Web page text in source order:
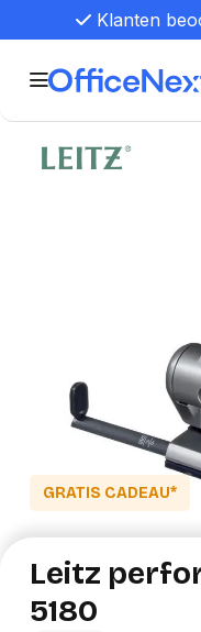
Klanten
GRATIS CADEAU*
Leitz
5180